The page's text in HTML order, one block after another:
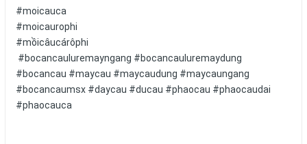
#moicauca
#moicaurophi
#mồicâucárôphi
#bocancauluremayngang #bocancauluremaydung
#bocancau #maycau #maycaudung #maycaungang
#bocancaumsx #daycau #ducau #phaocau #phaocaudai
#phaocauca